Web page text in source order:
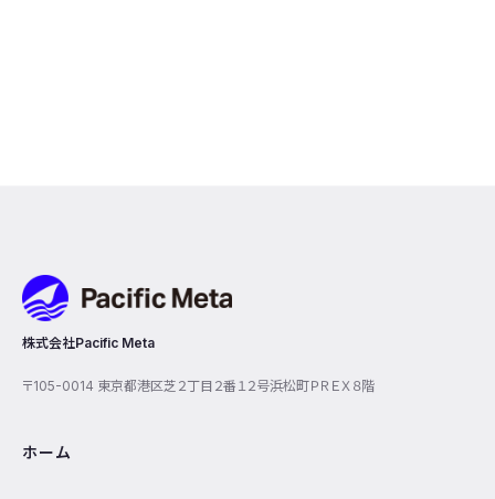
株式会社Pacific Meta
〒105-0014 東京都港区芝２丁目２番１２号浜松町ＰＲＥＸ８階
ホーム